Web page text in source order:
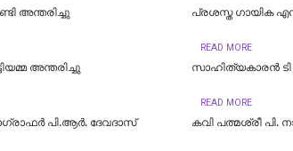
അന്തരിച്ചു പ്രശസ്ത ഗായിക
READ MORE
അന്തരിച്ചു സാഹിത്യകാരൻ ടി
READ MORE
പി.ആർ. ദേവദാസ്
കവി പത്മശ്രീ പി.